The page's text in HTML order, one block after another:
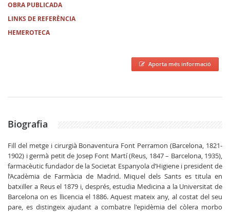
OBRA PUBLICADA
LINKS DE REFERÈNCIA
HEMEROTECA
Aporta més informació
Biografia
Fill del metge i cirurgià Bonaventura Font Perramon (Barcelona, 1821-
1902) i germà petit de Josep Font Martí (Reus, 1847 – Barcelona, 1935),
farmacèutic fundador de la Societat Espanyola d’Higiene i president de
l’Acadèmia de Farmàcia de Madrid. Miquel dels Sants es titula en
batxiller a Reus el 1879 i, després, estudia Medicina a la Universitat de
Barcelona on es llicencia el 1886. Aquest mateix any, al costat del seu
pare, es distingeix ajudant a combatre l'epidèmia del còlera morbo